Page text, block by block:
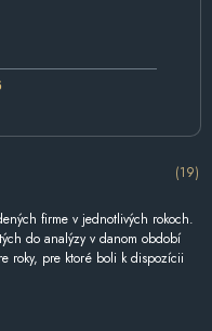
(19)
firme v jednotlivých rokoch.
do analýzy v danom období
roky, pre ktoré boli k dispozícii